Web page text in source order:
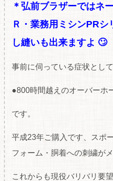
＊弘前ブラザーではネ
Ｒ・業務用ミシンPRシ
し縫いも出来ますよ 🙄
事前に伺っている症状として
●800時間越えのオーバーホ
です。
平成23年ご購入です、スポ
フォーム・胴着への刺繍が
これからも現役バリバリ要